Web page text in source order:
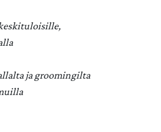
ja groomingilta